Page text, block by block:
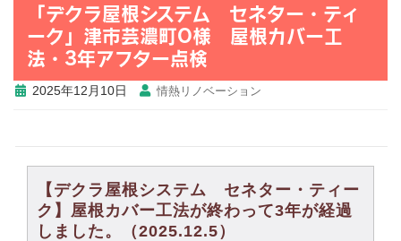
「デクラ屋根システム セネター・ティ
ーク」津市芸濃町O様 屋根カバー工
法・3年アフター点検
2025年12月10日 情熱リノベーション
【デクラ屋根システム セネター・ティー
ク】屋根カバー工法が終わって3年が経過
しました。（2025.12.5）